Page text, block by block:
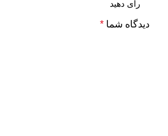
دیدگاه شما *